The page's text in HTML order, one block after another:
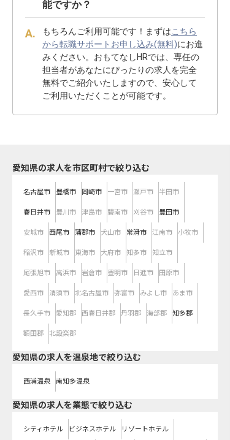
能ですか？
もちろんご利用可能です！まずはこちら
から転職サポートお申し込み(無料)にお進
みください。おもてなしHRでは、専任の
担当者があなたにぴったりの求人を完全
無料でご紹介いたしますので、安心して
ご利用いただくことが可能です。
愛知県の求人を市区町村で絞り込む
名古屋市 豊橋市 岡崎市 一宮市 瀬戸市 半田市
春日井市 豊川市 津島市 碧南市 刈谷市 豊田市
安城市 西尾市 蒲郡市 犬山市 常滑市 江南市 小牧市
稲沢市 新城市 東海市 大府市 知多市 知立市
尾張旭市 高浜市 岩倉市 豊明市 日進市 田原市
愛西市 清須市 北名古屋市 弥富市 みよし市 あま市
長久手市 愛知郡 西春日井郡 丹羽郡 海部郡 知多郡
額田郡 北設楽郡
愛知県の求人を温泉地で絞り込む
西浦温泉 南知多温泉
愛知県の求人を業態で絞り込む
シティホテル ビジネスホテル リゾートホテル